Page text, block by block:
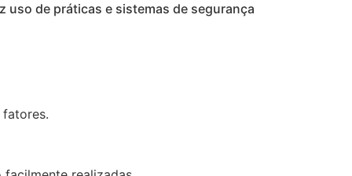
uso de práticas e sistemas de segurança